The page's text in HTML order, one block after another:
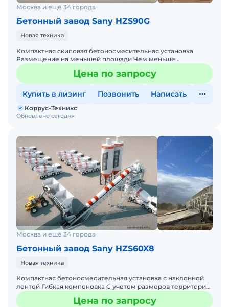
Москва и ещё 34 города
Бетонный завод Sany HZS90G
Новая техника
Компактная скиповая бетоносмесительная установка
Размещение на меньшей площади Чем меньше
занимаемая площадь, тем меньше затраты на
строительство Простота моЦена по запросу
Купить в лизинг Позвонить Написать
Обновлено сегодня
Коррус-Техникс
Москва и ещё 34 города
Бетонный завод Sany HZS60X8
Новая техника
Компактная бетоносмесительная установка с наклонной
лентой Гибкая компоновка С учетом размеров территории
объекта заказчика наклонная лента может быть 20° 28°
Цена по запросу